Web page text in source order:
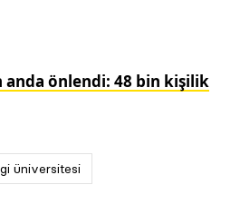
anda önlendi: 48 bin kişilik
üniversitesi